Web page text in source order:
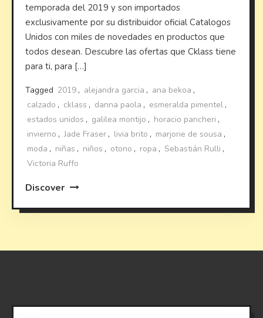
temporada del 2019 y son importados
exclusivamente por su distribuidor oficial Catalogos
Unidos con miles de novedades en productos que
todos desean. Descubre las ofertas que Cklass tiene
para ti, para […]
Tagged 2019 , alejandra garcia , ana bekoa ,
calzado , cklass , danna paola , esmeralda pimentel ,
estados unidos , galilea montijo , horacio pancheri ,
invierno , Jade Fraser , livia brito , marjorie de sousa ,
moda , niñas , niños , otono , ropa , Sebastián Rulli ,
Victoria Ruffo
Discover